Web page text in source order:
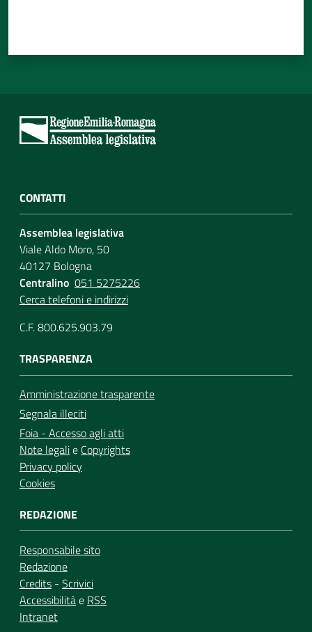
CONTATTI
Assemblea legislativa
Viale Aldo Moro, 50
40127 Bologna
Centralino 051 5275226
Cerca telefoni e indirizzi
C.F. 800.625.903.79
TRASPARENZA
Amministrazione trasparente
Segnala illeciti
Foia - Accesso agli atti
Note legalie Copyrights
Privacy policy
Cookies
REDAZIONE
Responsabile sito
Redazione
Credits - Scrivici
Accessibilitàe RSS
Intranet